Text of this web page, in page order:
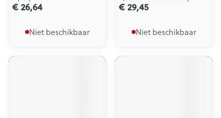
€ 26,64
Niet beschikbaar
€ 29,45
Niet beschikbaar